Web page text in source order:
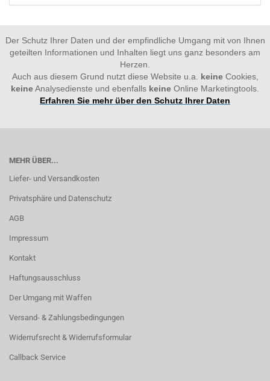
Der Schutz Ihrer Daten und der empfindliche Umgang mit von Ihnen
geteilten Informationen und Inhalten liegt uns ganz besonders am
Herzen.
Auch aus diesem Grund nutzt diese Website u.a. keineCookies,
keineAnalysedienste und ebenfalls keine Online Marketingtools.
Erfahren Sie mehr über den Schutz Ihrer Daten
MEHR ÜBER...
Liefer- und Versandkosten
Privatsphäre und Datenschutz
AGB
Impressum
Kontakt
Haftungsausschluss
Der Umgang mit Waffen
Versand- & Zahlungsbedingungen
Widerrufsrecht & Widerrufsformular
Callback Service